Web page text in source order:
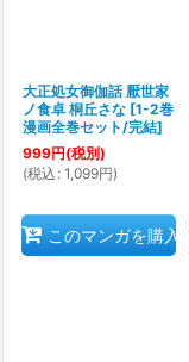
大正処女御伽話 厭世家
ノ食卓 桐丘さな [1-2巻
漫画全巻セット/完結]
999円(税別)
(税込 : 1,099円)
このマンガを購入